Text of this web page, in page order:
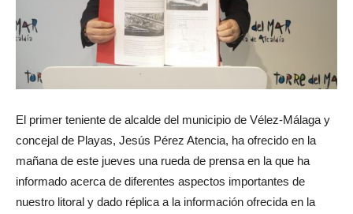
El primer teniente de alcalde del municipio de Vélez-Málaga y
concejal de Playas, Jesús Pérez Atencia, ha ofrecido en la
mañana de este jueves una rueda de prensa en la que ha
informado acerca de diferentes aspectos importantes de
nuestro litoral y dado réplica a la información ofrecida en la